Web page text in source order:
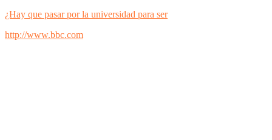
¿Hay que pasar por la universidad para ser
http://www.bbc.com